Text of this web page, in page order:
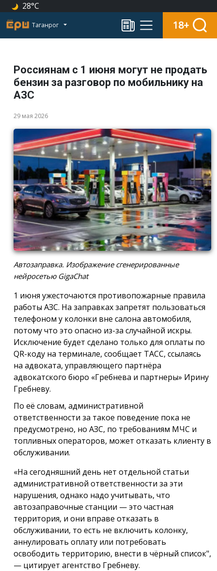
28°C
Таганрог 18+
Россиянам с 1 июня могут не продать
бензин за разговор по мобильнику на
АЗС
29 мая 2026
Автозаправка. Изображение сгенерированные
нейросетью GigaChat
1 июня ужесточаются противопожарные правила
работы АЗС. На заправках запретят пользоваться
телефоном у колонки вне салона автомобиля,
потому что это опасно из-за случайной искры.
Исключение будет сделано только для оплаты по
QR-коду на терминале, сообщает ТАСС, ссылаясь
на адвоката, управляющего партнёра
адвокатского бюро «Гребнева и партнеры» Ирину
Гребневу.
По её словам, административной
ответственности за такое поведение пока не
предусмотрено, но АЗС, по требованиям МЧС и
топливных операторов, может отказать клиенту в
обслуживании.
«На сегодняшний день нет отдельной статьи
административной ответственности за эти
нарушения, однако надо учитывать, что
автозаправочные станции — это частная
территория, и они вправе отказать в
обслуживании, то есть не включить колонку,
аннулировать оплату или потребовать
освободить территорию, внести в чёрный список",
— цитирует агентство Гребневу.